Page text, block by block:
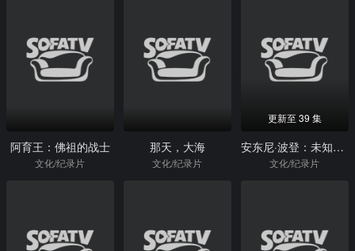
阿育王：佛祖的战士
文化/纪录片
那天，大海
文化/纪录片
更新至 39 集
安东尼·波登：未知之旅第一季
文化/纪录片